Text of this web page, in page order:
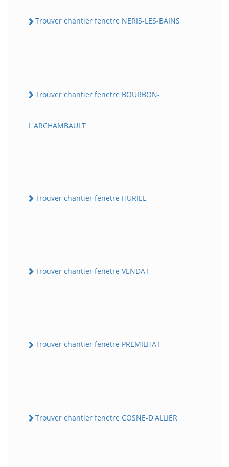
Trouver chantier fenetre NERIS-LES-BAINS
Trouver chantier fenetre BOURBON-
L'ARCHAMBAULT
Trouver chantier fenetre HURIEL
Trouver chantier fenetre VENDAT
Trouver chantier fenetre PREMILHAT
Trouver chantier fenetre COSNE-D'ALLIER